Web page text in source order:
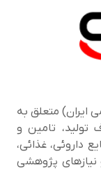
ایران) متعلق به
تامین و
داروئی، غذائی،
نیازهای پژوهشی